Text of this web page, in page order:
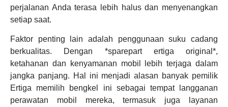
perjalanan Anda terasa lebih halus dan menyenangkan
setiap saat.
Faktor penting lain adalah penggunaan suku cadang
berkualitas. Dengan *sparepart ertiga original*,
ketahanan dan kenyamanan mobil lebih terjaga dalam
jangka panjang. Hal ini menjadi alasan banyak pemilik
Ertiga memilih bengkel ini sebagai tempat langganan
perawatan mobil mereka, termasuk juga layanan